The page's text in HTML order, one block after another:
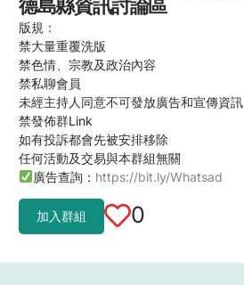
德島縣資訊討論區
版規：
禁大量重覆洗版
禁色情、宗教及政治內容
禁私聊會員
未經主持人同意不可發放廣告和宣傳資訊
禁發佈群Link
如有投訴都會先被安排移除
任何活動及交易與本群組無關
廣告查詢： https://bit.ly/Whatsad
加入群組 0